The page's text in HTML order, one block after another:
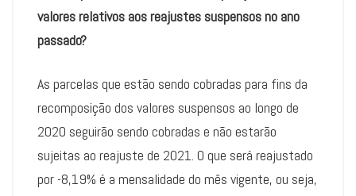
valores relativos aos reajustes suspensos no ano
passado?
As parcelas que estão sendo cobradas para fins da
recomposição dos valores suspensos ao longo de
2020 seguirão sendo cobradas e não estarão
sujeitas ao reajuste de 2021. O que será reajustado
por -8,19% é a mensalidade do mês vigente, ou seja,